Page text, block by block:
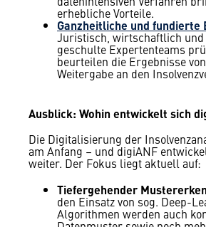
erhebliche Vorteile.
Ganzheitliche und fundierte
Juristisch, wirtschaftlich und
geschulte Expertenteams
beurteilen die Ergebnisse
Weitergabe an den
Ausblick: Wohin entwickelt sich
Die Digitalisierung der
am Anfang – und digiANF
weiter. Der Fokus liegt aktuell auf:
Tiefergehender
den Einsatz von sog. Deep-
Algorithmen werden auch